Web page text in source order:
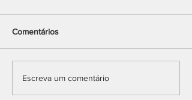
Comentários
Escreva um comentário